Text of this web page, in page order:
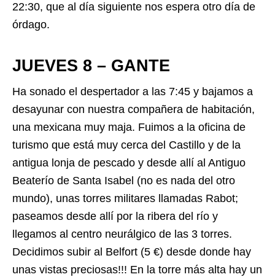
22:30, que al día siguiente nos espera otro día de
órdago.
JUEVES 8 – GANTE
Ha sonado el despertador a las 7:45 y bajamos a
desayunar con nuestra compañera de habitación,
una mexicana muy maja. Fuimos a la oficina de
turismo que está muy cerca del Castillo y de la
antigua lonja de pescado y desde allí al Antiguo
Beaterío de Santa Isabel (no es nada del otro
mundo), unas torres militares llamadas Rabot;
paseamos desde allí por la ribera del río y
llegamos al centro neurálgico de las 3 torres.
Decidimos subir al Belfort (5 €) desde donde hay
unas vistas preciosas!!! En la torre más alta hay un